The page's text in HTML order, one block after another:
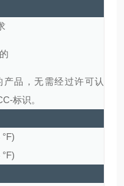
品，无需经过许可认
标识。